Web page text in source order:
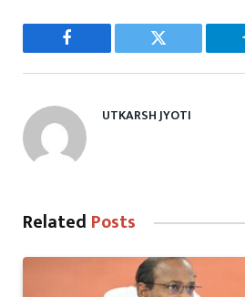
Facebook Twitter
UTKARSH JYOTI
Related Posts